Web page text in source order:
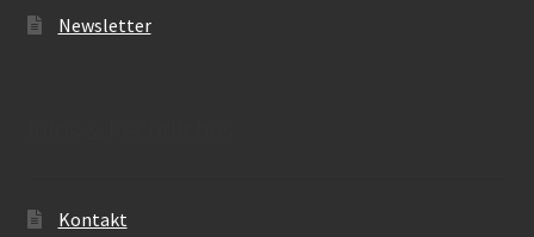
Newsletter
Kontakt